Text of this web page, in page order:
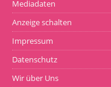
Mediadaten
Anzeige schalten
Impressum
Datenschutz
Wir über Uns